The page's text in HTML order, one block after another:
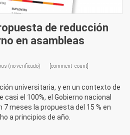
de reducción
en asambleas
(no verificado) [comment_count]
universitaria, y en un contexto de
el 100%, el Gobierno nacional
meses la propuesta del 15 % en
a principios de año.